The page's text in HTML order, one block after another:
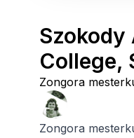
Szokody
College,
Zongora
Zongora